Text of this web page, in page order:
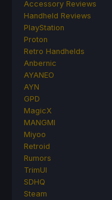
Accessory Reviews
Handheld Reviews
PlayStation
Proton
Retro Handhelds
Anbernic
AYANEO
AYN
GPD
MagicX
MANGMI
Miyoo
Retroid
Rumors
TrimUI
SDHQ
Steam